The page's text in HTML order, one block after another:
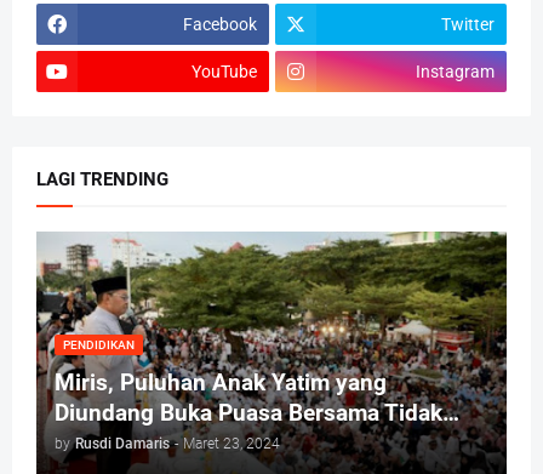
Facebook Twitter
YouTube Instagram
LAGI TRENDING
PENDIDIKAN
Miris, Puluhan Anak Yatim yang
Diundang Buka Puasa Bersama Tidak
Dapat Jatah Makan dan Infaq
by Rusdi Damaris - Maret 23, 2024